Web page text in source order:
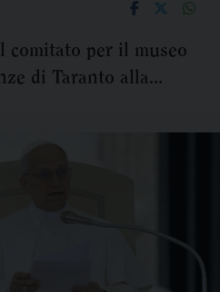
comitato per il museo
di Taranto alla